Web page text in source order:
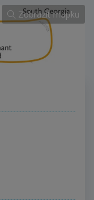
Zobrazit mapku